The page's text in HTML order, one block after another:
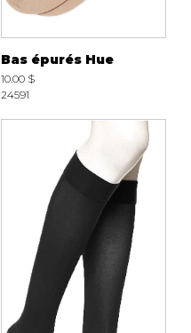
Bas épurés Hue
10.00 $
24591